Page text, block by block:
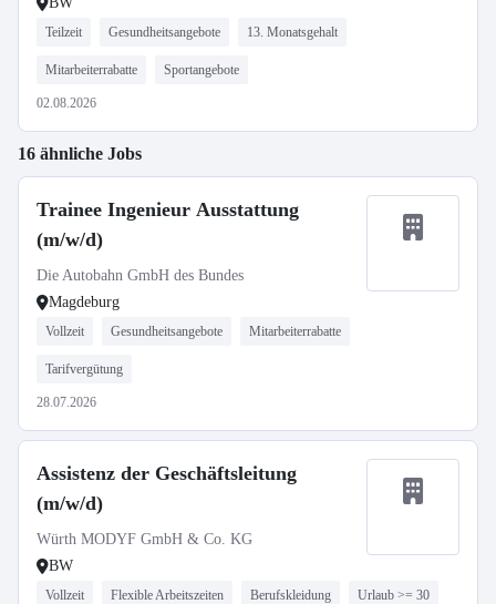
Teilzeit Gesundheitsangebote 13. Monatsgehalt
Mitarbeiterrabatte Sportangebote
02.08.2026
16 ähnliche Jobs
Trainee Ingenieur Ausstattung
(m/w/d)
Die Autobahn GmbH des Bundes
Magdeburg
Vollzeit Gesundheitsangebote Mitarbeiterrabatte
Tarifvergütung
28.07.2026
Assistenz der Geschäftsleitung
(m/w/d)
Würth MODYF GmbH & Co. KG
BW
Vollzeit Flexible Arbeitszeiten Berufskleidung Urlaub >= 30